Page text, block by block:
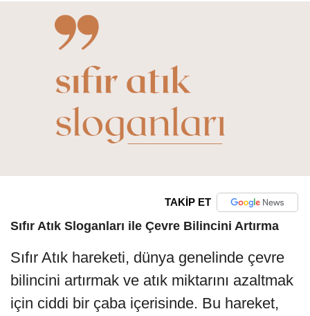
TAKİP ET
Sıfır Atık Sloganları ile Çevre Bilincini Artırma
Sıfır Atık hareketi, dünya genelinde çevre
bilincini artırmak ve atık miktarını azaltmak
için ciddi bir çaba içerisinde. Bu hareket,